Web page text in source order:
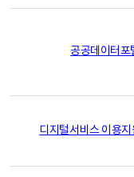
공공데이터포
디지털서비스 이용지